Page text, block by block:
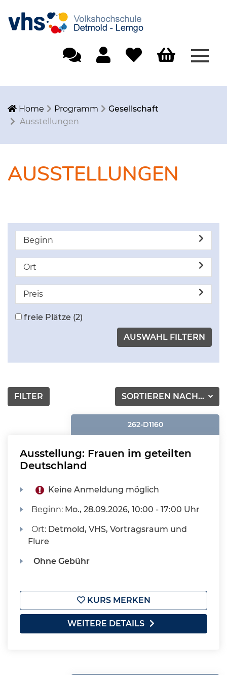
Home Programm
Gesellschaft
Ausstellungen
AUSSTELLUNGEN
Beginn
Ort
Preis
freie Plätze (2)
SORTIEREN NACH...
FILTER
262-D1160
Ausstellung: Frauen im geteilten
Deutschland
Keine Anmeldung möglich
Beginn: Mo., 28.09.2026, 10:00 - 17:00 Uhr
Ort: Detmold, VHS, Vortragsraum und
Flure
Ohne Gebühr
KURS MERKEN
WEITERE DETAILS